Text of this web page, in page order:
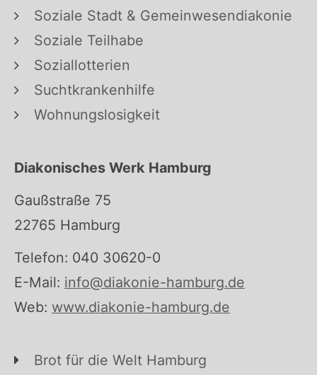
Soziale Stadt & Gemeinwesendiakonie
Soziale Teilhabe
Soziallotterien
Suchtkrankenhilfe
Wohnungslosigkeit
Diakonisches Werk Hamburg
Gaußstraße 75
22765 Hamburg
Telefon: 040 30620-0
E-Mail: info@diakonie-hamburg.de
Web: www.diakonie-hamburg.de
Brot für die Welt Hamburg